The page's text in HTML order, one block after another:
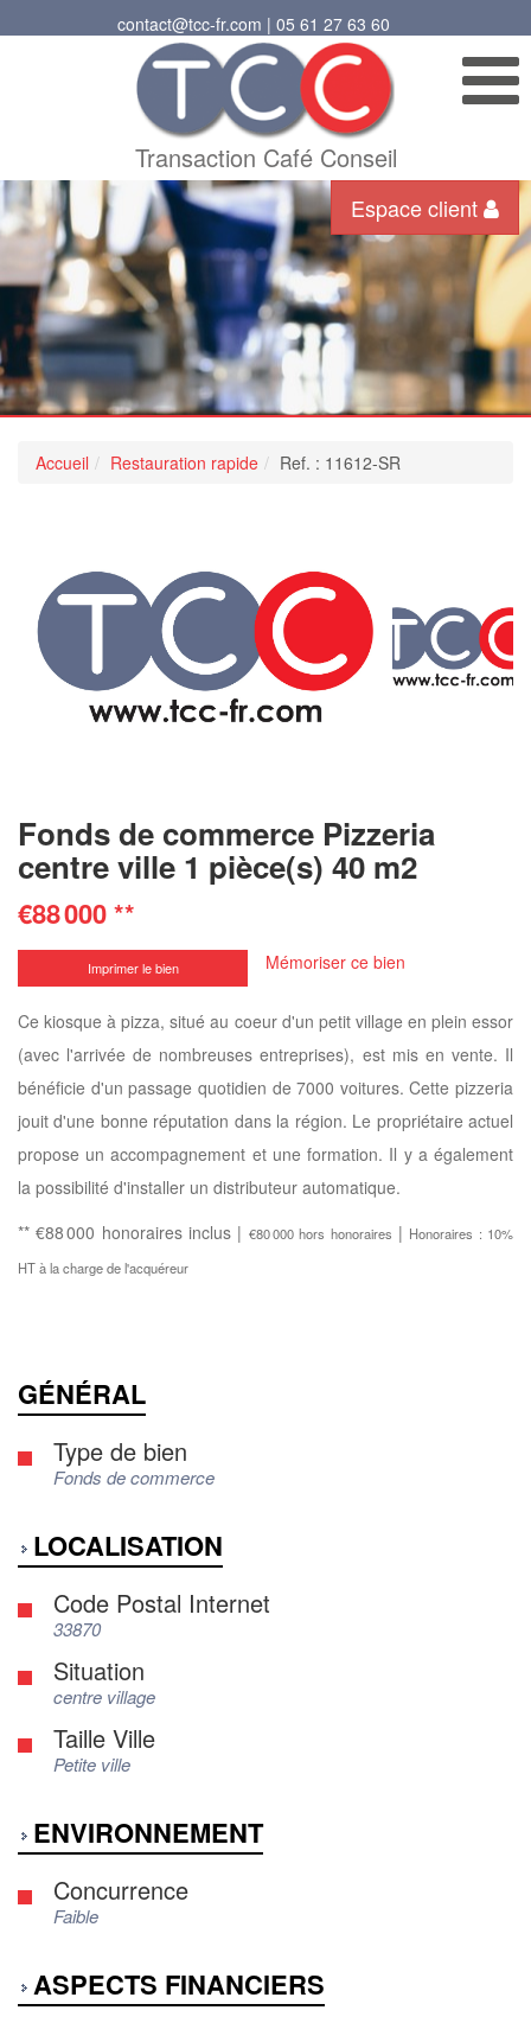
contact@tcc-fr.com | 05 61 27 63 60
Transaction Café Conseil
Espace client
Accueil Restauration rapide Ref. : 11612-SR
Fonds de commerce Pizzeria
centre ville 1 pièce(s) 40 m2
€88 000**
Imprimer le bien Mémoriser ce bien
Ce kiosque à pizza, situé au coeur d'un petit village en plein essor
(avec l'arrivée de nombreuses entreprises), est mis en vente. Il
bénéficie d'un passage quotidien de 7000 voitures. Cette pizzeria
jouit d'une bonne réputation dans la région. Le propriétaire actuel
propose un accompagnement et une formation. Il y a également
la possibilité d'installer un distributeur automatique.
** €88 000 honoraires inclus | €80 000 hors honoraires | Honoraires : 10%
HT à la charge de l'acquéreur
GÉNÉRAL
Type de bien
Fonds de commerce
LOCALISATION
Code Postal Internet
33870
Situation
centre village
Taille Ville
Petite ville
ENVIRONNEMENT
Concurrence
Faible
ASPECTS FINANCIERS